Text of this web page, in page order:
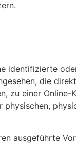
identifizierte
die
zu einer
ausgeführte